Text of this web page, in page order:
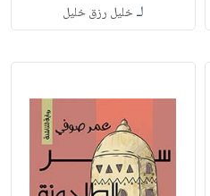
لـخليل رزق خليل